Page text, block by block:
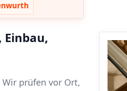
Wir prüfen vor Ort,